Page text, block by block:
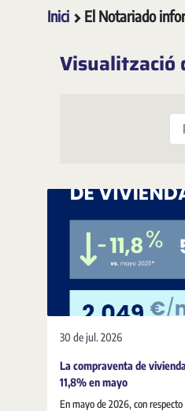
Inici El Notariado
Visualització
30 de jul. 2026
La compraventa de
11,8% en mayo
En mayo de 2026, con